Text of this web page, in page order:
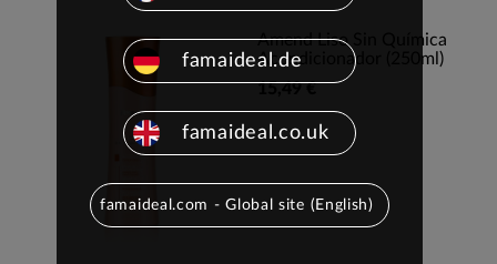
Amend Liso Sin Química
Acondicionador (250ml)
15,49 €
famaideal.de
famaideal.co.uk
famaideal.com - Global site (English)